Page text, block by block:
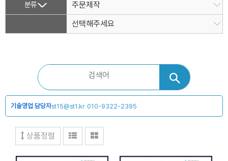
분류
주문제작
선택해주세요
기술영업 담당자st15@st1.kr 010-9322-2395
상품정렬